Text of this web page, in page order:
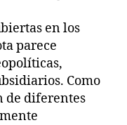
en los
parece
Como
de diferentes